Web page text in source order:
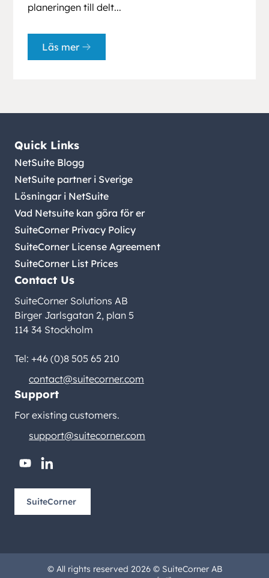
planeringen till delt...
Läs mer
Quick Links
NetSuite Blogg
NetSuite partner i Sverige
Lösningar i NetSuite
Vad Netsuite kan göra för er
SuiteCorner Privacy Policy
SuiteCorner License Agreement
SuiteCorner List Prices
Contact Us
SuiteCorner Solutions AB
Birger Jarlsgatan 2, plan 5
114 34 Stockholm
Tel: +46 (0)8 505 65 210
contact@suitecorner.com
Support
For existing customers.
support@suitecorner.com
youtubelinkedin
SuiteCorner
© All rights reserved 2026 © SuiteCorner AB